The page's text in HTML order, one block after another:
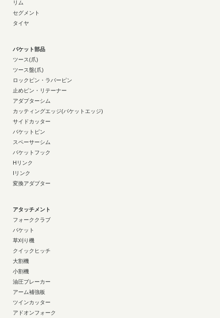
リム
セグメント
タイヤ
バケット部品
ツース(爪)
ツース盤(爪)
ロックピン・ラバーピン
止めピン・リテーナー
アダプターシム
カッティングエッジ(バケットエッジ)
サイドカッター
バケットピン
スペーサーシム
バケットフック
Hリンク
Iリンク
変換アダプター
アタッチメント
フォーククラブ
バケット
草刈り機
クイックヒッチ
大割機
小割機
油圧ブレーカー
アーム補強板
ツインカッター
アドオンフォーク